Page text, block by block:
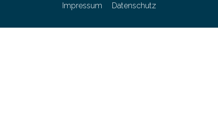
Impressum Datenschutz